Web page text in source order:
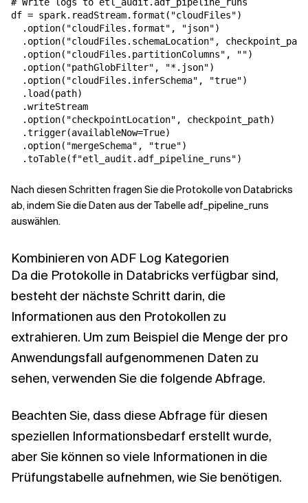
# Write logs to etl_audit.adf_pipeline_runs
df = spark.readStream.format("cloudFiles")
  .option("cloudFiles.format", "json")
.option("cloudFiles.schemaLocation",
  .option("cloudFiles.partitionColumns", "")
  .option("pathGlobFilter", "*.json")
  .option("cloudFiles.inferSchema", "true")
  .load(path)
  .writeStream
  .option("checkpointLocation", checkpoint_path)
  .trigger(availableNow=True)
  .option("mergeSchema", "true")
Nach diesen Schritten fragen Sie die Protokolle von Databricks
ab, indem Sie die Daten aus der Tabelle adf_pipeline_runs
auswählen.
Kombinieren von ADF Log Kategorien
Da die Protokolle in Databricks verfügbar sind,
besteht der nächste Schritt darin, die
Informationen aus den Protokollen zu
extrahieren. Um zum Beispiel die Menge der pro
Anwendungsfall aufgenommenen Daten zu
sehen, verwenden Sie die folgende Abfrage.
Beachten Sie, dass diese Abfrage für diesen
speziellen Informationsbedarf erstellt wurde,
aber Sie können so viele Informationen in die
Prüfungstabelle aufnehmen, wie Sie benötigen.